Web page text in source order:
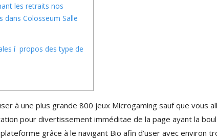
les retraits nos
dans Colosseum Salle
í propos des type de
à une plus grande 800 jeux Microgaming sauf que
pour divertissement imméditae de la page ayant la
grâce à le navigant Bio afin d’user avec environ